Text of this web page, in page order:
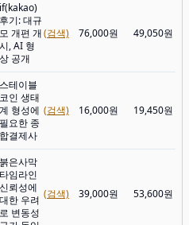
if(kakao)
후기: 대규
모 개편 개
시, AI 형
상 공개
(검색) 76,000원 49,050원
스테이블
코인 생태
계 형성에
필요한 종
합결제사
(검색) 16,000원 19,450원
붉은사막
타임라인
신뢰성에
대한 우려
로 변동성
(검색) 39,000원 53,600원